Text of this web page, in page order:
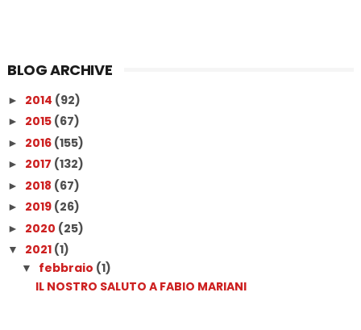
BLOG ARCHIVE
► 2014 (92)
► 2015 (67)
► 2016 (155)
► 2017 (132)
► 2018 (67)
► 2019 (26)
► 2020 (25)
▼ 2021 (1)
▼ febbraio (1)
IL NOSTRO SALUTO A FABIO MARIANI